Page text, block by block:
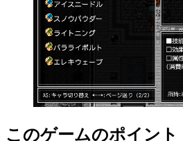
このゲームのポイント